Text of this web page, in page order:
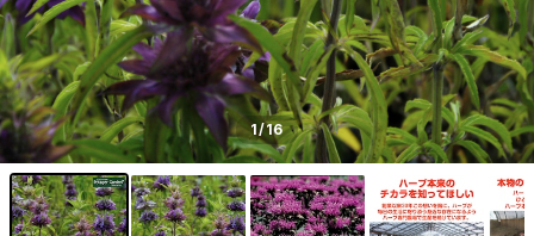
1/16